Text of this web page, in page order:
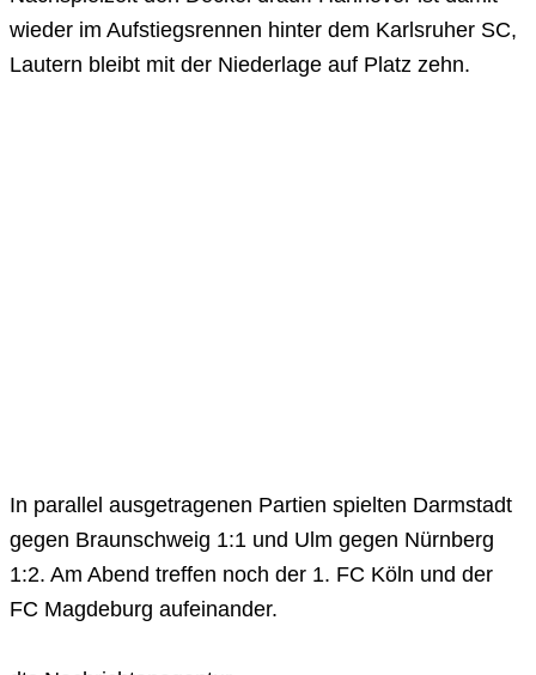
wieder im Aufstiegsrennen hinter dem Karlsruher SC,
Lautern bleibt mit der Niederlage auf Platz zehn.
In parallel ausgetragenen Partien spielten Darmstadt
gegen Braunschweig 1:1 und Ulm gegen Nürnberg
1:2. Am Abend treffen noch der 1. FC Köln und der
FC Magdeburg aufeinander.